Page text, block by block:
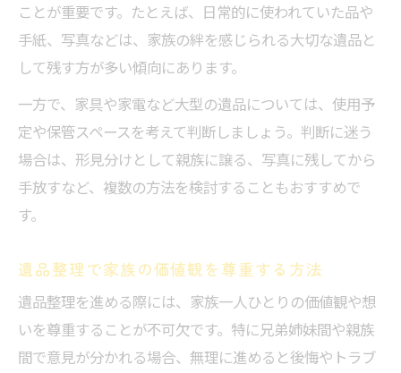
ことが重要です。たとえば、日常的に使われていた品や
手紙、写真などは、家族の絆を感じられる大切な遺品と
して残す方が多い傾向にあります。
一方で、家具や家電など大型の遺品については、使用予
定や保管スペースを考えて判断しましょう。判断に迷う
場合は、形見分けとして親族に譲る、写真に残してから
手放すなど、複数の方法を検討することもおすすめで
す。
遺品整理で家族の価値観を尊重する方法
遺品整理を進める際には、家族一人ひとりの価値観や想
いを尊重することが不可欠です。特に兄弟姉妹間や親族
間で意見が分かれる場合、無理に進めると後悔やトラブ